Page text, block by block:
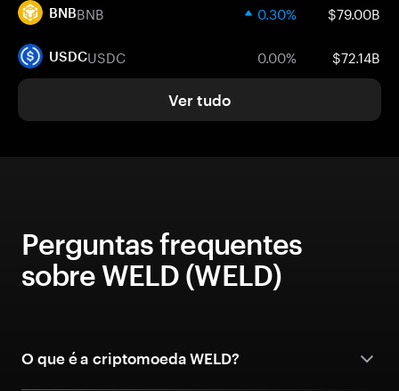
BNBBNB 0.30% $79.00B
USDCUSDC 0.00% $72.14B
Ver tudo
Perguntas frequentes
sobre WELD (WELD)
O que é a criptomoeda WELD?